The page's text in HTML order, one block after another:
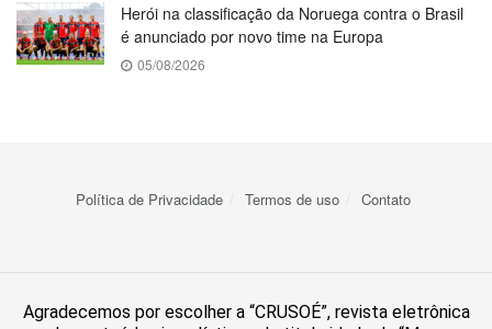
Herói na classificação da Noruega contra o Brasil
é anunciado por novo time na Europa
05/08/2026
Política de Privacidade Termos de uso Contato
Agradecemos por escolher a “CRUSOÉ”, revista eletrônica